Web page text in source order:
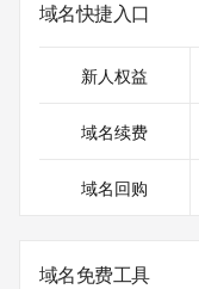
域名快捷入口
新人权益
域名续费
域名回购
域名免费工具